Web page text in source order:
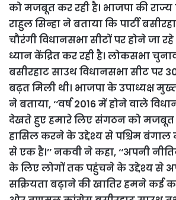
को मजबूत कर रही है। भाजपा की
राहुल सिन्हा ने बताया कि पार्टी
चौरंगी विधानसभा सीटों पर होने जा
ध्यान केंद्रित कर रही है। लोकसभा
बसीरहाट साउथ विधानसभा सीट पर
बढ़त मिली थी। भाजपा के उपाध्यक्ष
ने बताया, ‘‘वर्ष 2016 में होने वाले
देखते हुए हमारे लिए संगठन को
हासिल करने के उद्देश्य से पश्चिम बंगाल
से एक है।’’ नकवी ने कहा, ‘‘अपनी
के लिए लोगों तक पहुंचने के उद्देश्य से
सक्रियता बढ़ाने की खातिर हमने कई